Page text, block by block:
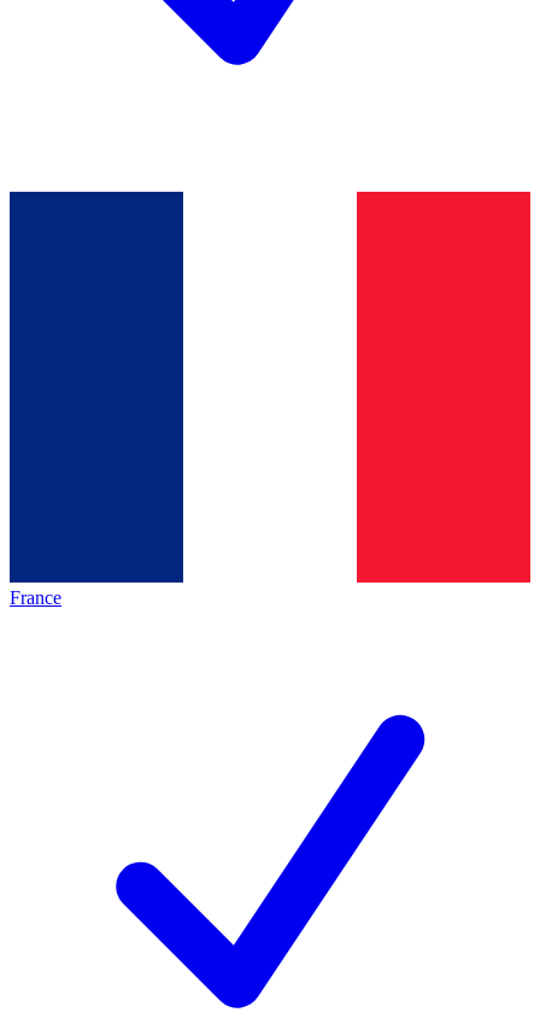
France